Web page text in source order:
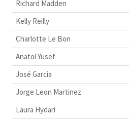
Richard Madden
Kelly Reilly
Charlotte Le Bon
Anatol Yusef
José Garcia
Jorge Leon Martinez
Laura Hydari